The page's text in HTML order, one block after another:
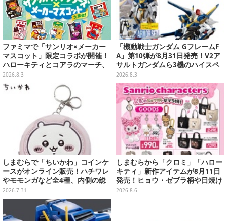
ファミマで「サンリオ×メーカー
マスコット」限定コラボが開催！
ハローキティとコアラのマーチ、
ハンギョドンと出前坊やなど全26
キャラが夢の共演
2026.8.3
「機動戦士ガンダム GフレームF
A」第10弾が8月31日発売！V2ア
サルトガンダムら3機のハイスペ
ック可動フィギュア
2026.8.3
しまむらで「ちいかわ」コインケ
ースがオンライン販売！ハチワレ
やモモンガなど全4種、内側の総
柄デザインも注目
2026.7.31
しまむらから「クロミ」「ハロー
キティ」新作アイテムが8月11日
発売！ヒョウ・ゼブラ柄や日焼け
デザインの可愛い雑貨・アパレル
2026.8.6